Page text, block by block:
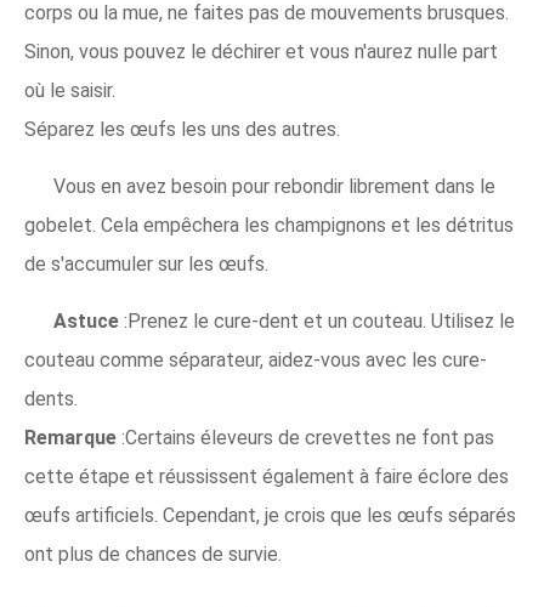
corps ou la mue, ne faites pas de mouvements brusques.
Sinon, vous pouvez le déchirer et vous n'aurez nulle part
où le saisir.
Séparez les œufs les uns des autres.
Vous en avez besoin pour rebondir librement dans le
gobelet. Cela empêchera les champignons et les détritus
de s'accumuler sur les œufs.
Astuce :Prenez le cure-dent et un couteau. Utilisez le
couteau comme séparateur, aidez-vous avec les cure-
dents.
Remarque :Certains éleveurs de crevettes ne font pas
cette étape et réussissent également à faire éclore des
œufs artificiels. Cependant, je crois que les œufs séparés
ont plus de chances de survie.